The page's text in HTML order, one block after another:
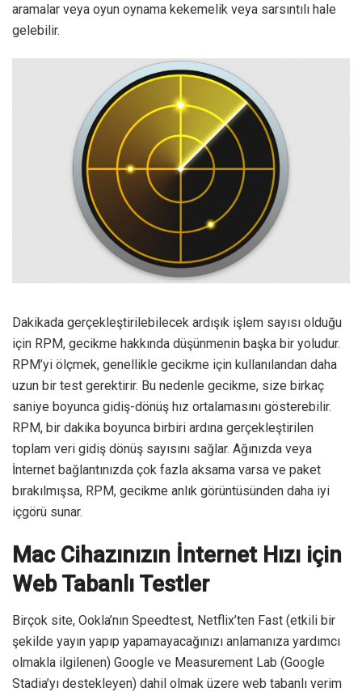
aramalar veya oyun oynama kekemelik veya sarsıntılı hale
gelebilir.
Dakikada gerçekleştirilebilecek ardışık işlem sayısı olduğu
için RPM, gecikme hakkında düşünmenin başka bir yoludur.
RPM’yi ölçmek, genellikle gecikme için kullanılandan daha
uzun bir test gerektirir. Bu nedenle gecikme, size birkaç
saniye boyunca gidiş-dönüş hız ortalamasını gösterebilir.
RPM, bir dakika boyunca birbiri ardına gerçekleştirilen
toplam veri gidiş dönüş sayısını sağlar. Ağınızda veya
İnternet bağlantınızda çok fazla aksama varsa ve paket
bırakılmışsa, RPM, gecikme anlık görüntüsünden daha iyi
içgörü sunar.
Mac Cihazınızın İnternet Hızı için
Web Tabanlı Testler
Birçok site, Ookla’nın Speedtest, Netflix’ten Fast (etkili bir
şekilde yayın yapıp yapamayacağınızı anlamanıza yardımcı
olmakla ilgilenen) Google ve Measurement Lab (Google
Stadia’yı destekleyen) dahil olmak üzere web tabanlı verim